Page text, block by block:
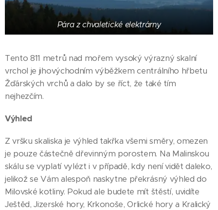
Pára z chvaletické elektrárny
Tento 811 metrů nad mořem vysoký výrazný skalní
vrchol je jihovýchodním výběžkem centrálního hřbetu
Žďárských vrchů a dalo by se říct, že také tím
nejhezčím.
Výhled
Z vršku skaliska je výhled takřka všemi směry, omezen
je pouze částečně dřevinným porostem. Na Malinskou
skálu se vyplatí vylézt i v případě, kdy není vidět daleko,
jelikož se Vám alespoň naskytne překrásný výhled do
Milovské kotliny. Pokud ale budete mít štěstí, uvidíte
Ještěd, Jizerské hory, Krkonoše, Orlické hory a Kralický